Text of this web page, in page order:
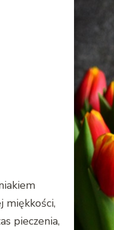
miękkości,
pieczenia,